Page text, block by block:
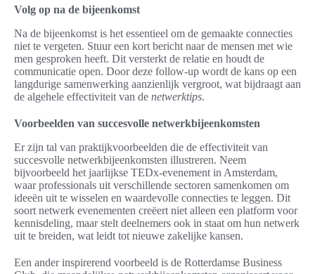
Volg op na de bijeenkomst
Na de bijeenkomst is het essentieel om de gemaakte connecties
niet te vergeten. Stuur een kort bericht naar de mensen met wie
men gesproken heeft. Dit versterkt de relatie en houdt de
communicatie open. Door deze follow-up wordt de kans op een
langdurige samenwerking aanzienlijk vergroot, wat bijdraagt aan
de algehele effectiviteit van de netwerktips.
Voorbeelden van succesvolle netwerkbijeenkomsten
Er zijn tal van praktijkvoorbeelden die de effectiviteit van
succesvolle netwerkbijeenkomsten illustreren. Neem
bijvoorbeeld het jaarlijkse TEDx-evenement in Amsterdam,
waar professionals uit verschillende sectoren samenkomen om
ideeën uit te wisselen en waardevolle connecties te leggen. Dit
soort netwerk evenementen creëert niet alleen een platform voor
kennisdeling, maar stelt deelnemers ook in staat om hun netwerk
uit te breiden, wat leidt tot nieuwe zakelijke kansen.
Een ander inspirerend voorbeeld is de Rotterdamse Business